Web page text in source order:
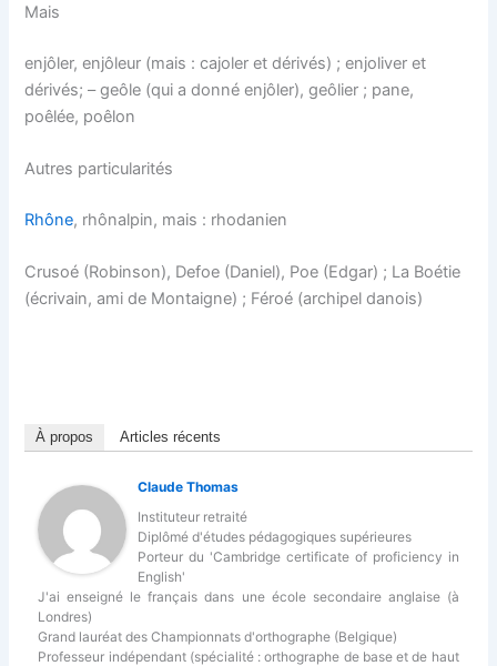
Mais
enjôler, enjôleur (mais : cajoler et dérivés) ; enjoliver et
dérivés; – geôle (qui a donné enjôler), geôlier ; pane,
poêlée, poêlon
Autres particularités
Rhône, rhônalpin, mais : rhodanien
Crusoé (Robinson), Defoe (Daniel), Poe (Edgar) ; La Boétie
(écrivain, ami de Montaigne) ; Féroé (archipel danois)
À propos Articles récents
Claude Thomas
Instituteur retraité
Diplômé d'études pédagogiques supérieures
Porteur du 'Cambridge certificate of proficiency in
English'
J'ai enseigné le français dans une école secondaire anglaise (à
Londres)
Grand lauréat des Championnats d'orthographe (Belgique)
Professeur indépendant (spécialité : orthographe de base et de haut